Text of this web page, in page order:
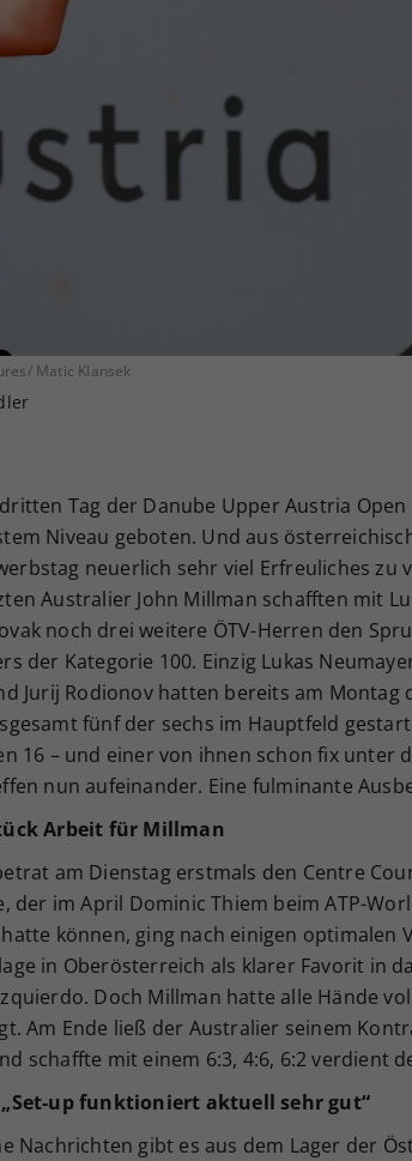
Matic Klansek
Tag der Danube Upper Austria
Niveau geboten. Und aus
neuerlich sehr viel Erfreuliches zu
Australier John Millman schafften mit
noch drei weitere ÖTV-Herren den
der Kategorie 100. Einzig Lukas
Jurij Rodionov hatten bereits am
fünf der sechs im Hauptfeld
16 – und einer von ihnen schon fix unter
nun aufeinander. Eine fulminante
Arbeit für Millman
am Dienstag erstmals den Centre
der im April Dominic Thiem beim ATP-
können, ging nach einigen optimalen
in Oberösterreich als klarer Favorit in
Doch Millman hatte alle Hände
Am Ende ließ der Australier seinem
schaffte mit einem 6:3, 4:6, 6:2 verdient
up funktioniert aktuell sehr gut“
Nachrichten gibt es aus dem Lager der